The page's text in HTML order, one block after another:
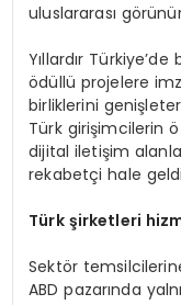
uluslararası
Yıllardır Türkiye’de
ödüllü projelere
birliklerini
Türk girişimcilerin
dijital iletişim
rekabetçi hale
Türk şirketleri
Sektör
ABD pazarında